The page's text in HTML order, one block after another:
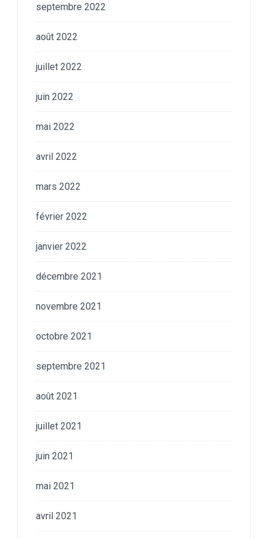
septembre 2022
août 2022
juillet 2022
juin 2022
mai 2022
avril 2022
mars 2022
février 2022
janvier 2022
décembre 2021
novembre 2021
octobre 2021
septembre 2021
août 2021
juillet 2021
juin 2021
mai 2021
avril 2021